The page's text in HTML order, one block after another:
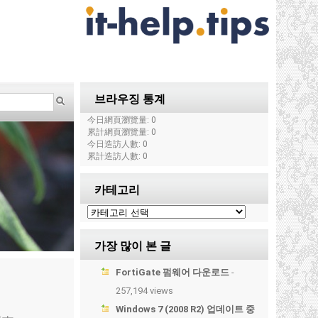
브라우징 통계
今日網頁瀏覽量: 0
累計網頁瀏覽量: 0
今日造訪人數: 0
累計造訪人數: 0
카테고리
가장 많이 본 글
FortiGate 펌웨어 다운로드 -
257,194 views
Windows 7 (2008 R2) 업데이트 중